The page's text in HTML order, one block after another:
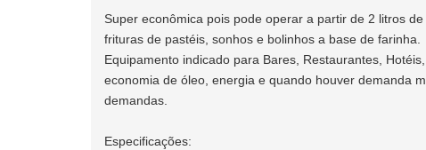
Super econômica pois pode operar a partir de 2 litros
frituras de pastéis, sonhos e bolinhos a base de farinha.
Equipamento indicado para Bares, Restaurantes,
economia de óleo, energia e quando houver demanda
demandas.
Especificações: